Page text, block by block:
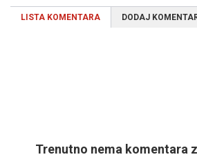
LISTA KOMENTARA DODAJ
Trenutno nema komentara